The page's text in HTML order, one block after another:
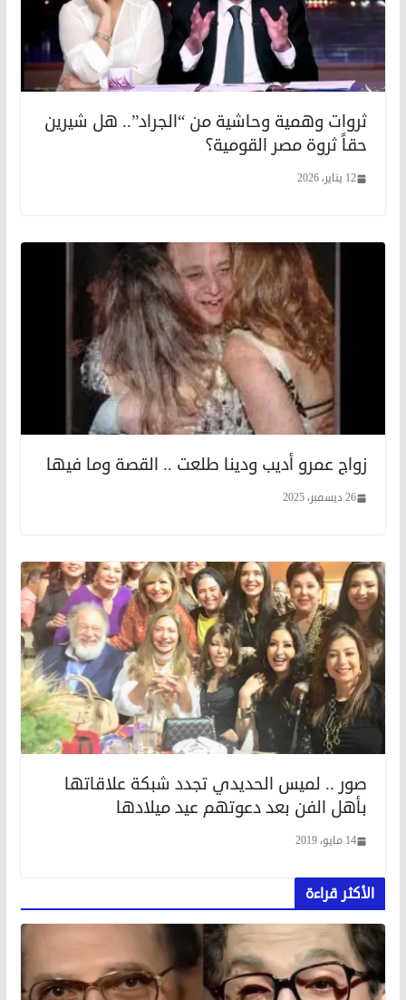
ثروات وهمية وحاشية من “الجراد”.. هل شيرين
حقاً ثروة مصر القومية؟
12 يناير، 2026
زواج عمرو أديب ودينا طلعت .. القصة وما فيها
26 ديسمبر، 2025
صور .. لميس الحديدي تجدد شبكة علاقاتها
بأهل الفن بعد دعوتهم عيد ميلادها
14 مايو، 2019
الأكثر قراءة